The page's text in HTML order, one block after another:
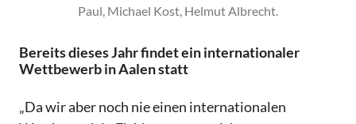
Paul, Michael Kost, Helmut Albrecht.
Bereits dieses Jahr findet ein internationaler
Wettbewerb in Aalen statt
„Da wir aber noch nie einen internationalen